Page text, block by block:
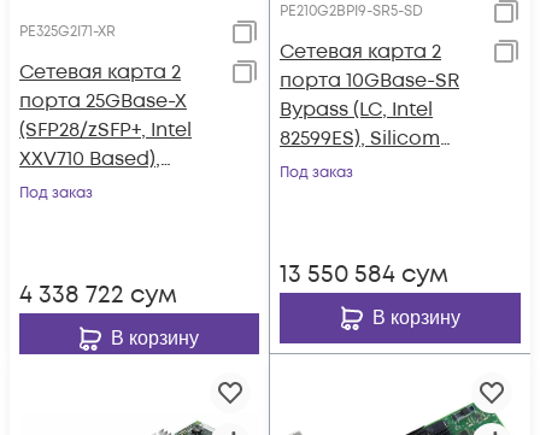
PE325G2I71-XR
Сетевая карта 2
порта 25GBase-X
(SFP28/zSFP+, Intel
XXV710 Based),
Silicom PE325G2I71-
Под заказ
4 338 722 сум
В корзину
PE210G2BPI9-SR5-SD
Сетевая карта 2
порта 10GBase-SR
Bypass (LC, Intel
82599ES), Silicom
PE210G2BPI9-SR5-SD
Под заказ
13 550 584 сум
В корзину